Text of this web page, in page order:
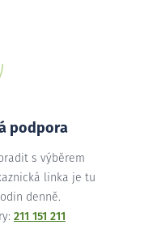
podpora
s výběrem
linka je tu
denně.
211 151 211